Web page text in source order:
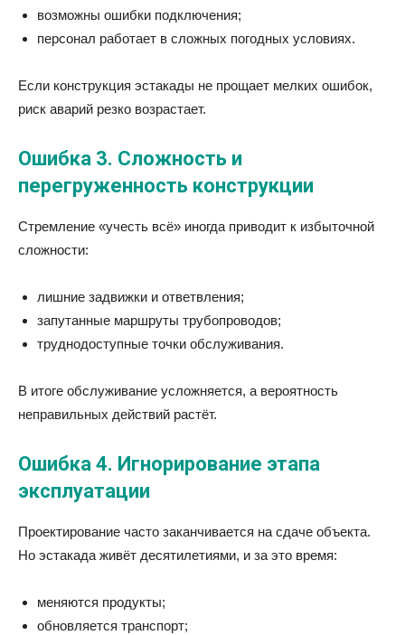
возможны ошибки подключения;
персонал работает в сложных погодных условиях.
Если конструкция эстакады не прощает мелких ошибок,
риск аварий резко возрастает.
Ошибка 3. Сложность и
перегруженность конструкции
Стремление «учесть всё» иногда приводит к избыточной
сложности:
лишние задвижки и ответвления;
запутанные маршруты трубопроводов;
труднодоступные точки обслуживания.
В итоге обслуживание усложняется, а вероятность
неправильных действий растёт.
Ошибка 4. Игнорирование этапа
эксплуатации
Проектирование часто заканчивается на сдаче объекта.
Но эстакада живёт десятилетиями, и за это время:
меняются продукты;
обновляется транспорт;